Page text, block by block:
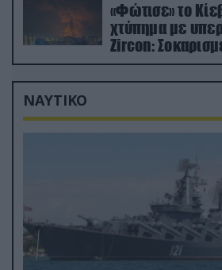
«Φώτισε» το
χτύπημα με
Zircon:
κατέγραψε τη
ΝΑΥΤΙΚΟ